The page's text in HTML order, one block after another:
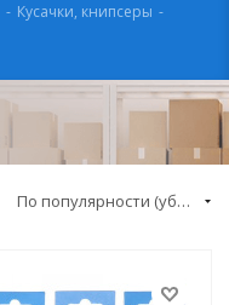
- Кусачки, книпсеры -
По популярности (убывание)